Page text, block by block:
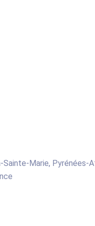
Sainte-Marie, Pyrénées-